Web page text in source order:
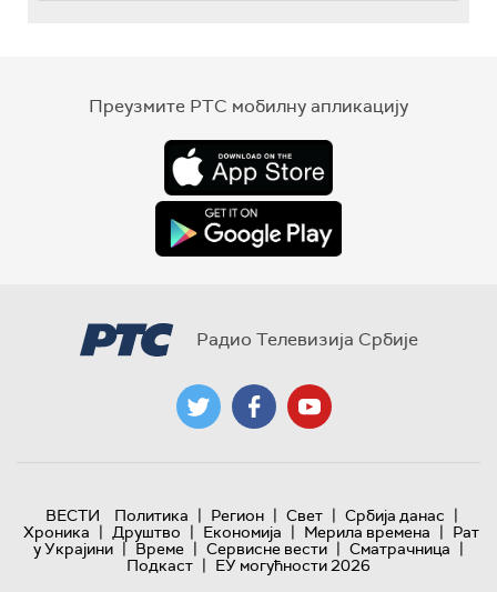
Преузмите РТС мобилну апликацију
Радио Телевизија Србије
ВЕСТИ Политика | Регион | Свет | Србија данас |
Хроника | Друштво | Економија | Мерила времена | Рат
у Украјини | Време | Сервисне вести | Сматрачница |
Подкаст | ЕУ могућности 2026